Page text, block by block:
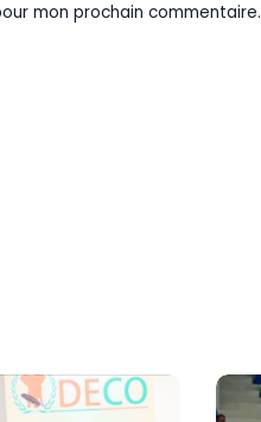
mon prochain commentaire.